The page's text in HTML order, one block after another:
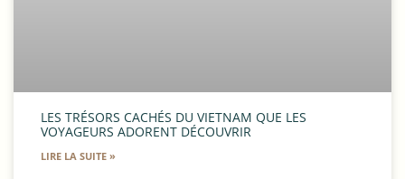
LES TRÉSORS CACHÉS DU VIETNAM QUE LES
VOYAGEURS ADORENT DÉCOUVRIR
LIRE LA SUITE »